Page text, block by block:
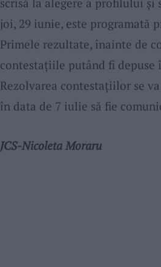
joi, 29 iunie, este programată
Primele rezultate, înainte de
contestaţiile putând fi depuse
Rezolvarea contestaţiilor se
în data de 7 iulie să fie
JCS-Nicoleta Moraru